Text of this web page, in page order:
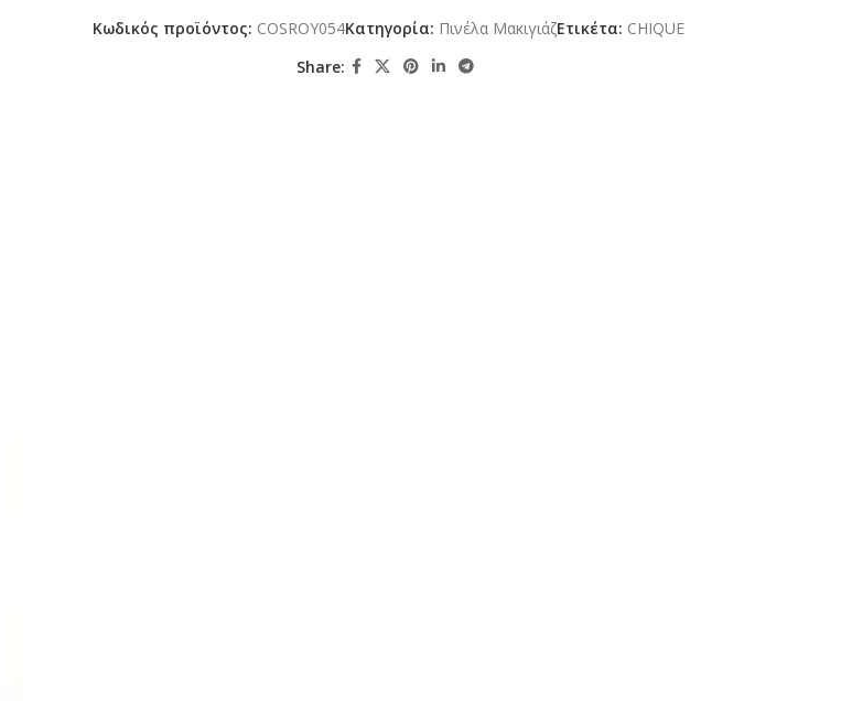
Κωδικός προϊόντος: COSROY054Κατηγορία: Πινέλα ΜακιγιάζΕτικέτα: CHIQUE
Share: